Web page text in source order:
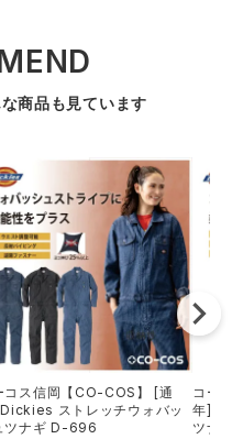
商品も見ています
コス信岡【CO-COS】 [通
ストレッチウォバッ
ツナギ D-696
コー
年]
ツナ